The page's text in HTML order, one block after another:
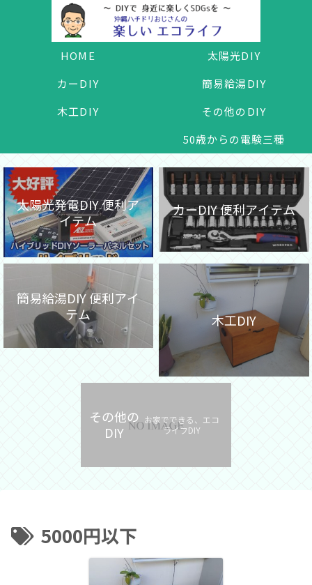
HOME
太陽光DIY
カーDIY
簡易給湯DIY
木工DIY
その他のDIY
50歳からの電験三種
太陽光発電DIY 便利ア
イテム
カーDIY 便利アイテム
簡易給湯DIY 便利アイ
テム
木工DIY
その他の
DIY
お家でできる、エコ
ライフDIY
5000円以下